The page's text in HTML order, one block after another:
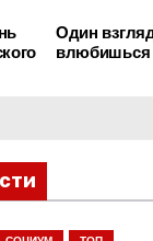
Один
влюбишься